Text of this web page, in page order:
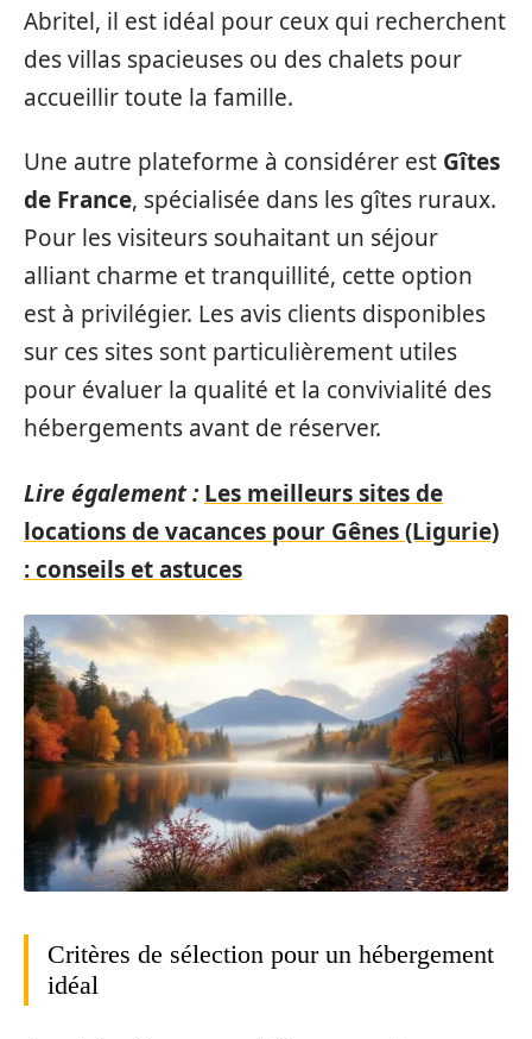
Abritel, il est idéal pour ceux qui recherchent
des villas spacieuses ou des chalets pour
accueillir toute la famille.
Une autre plateforme à considérer est Gîtes
de France, spécialisée dans les gîtes ruraux.
Pour les visiteurs souhaitant un séjour
alliant charme et tranquillité, cette option
est à privilégier. Les avis clients disponibles
sur ces sites sont particulièrement utiles
pour évaluer la qualité et la convivialité des
hébergements avant de réserver.
Lire également : Les meilleurs sites de
locations de vacances pour Gênes (Ligurie)
: conseils et astuces
Critères de sélection pour un hébergement
idéal